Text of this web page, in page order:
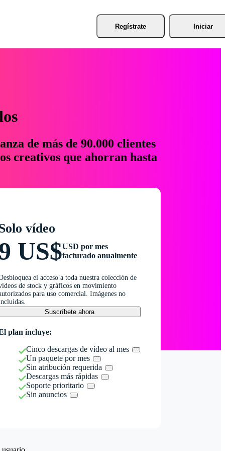
Regístrate Iniciar
de más de 90.000 clientes
creativos que ahorran hasta
vídeo
US$USD por mes
facturado anualmente
el acceso a toda nuestra colección de
de stock y gráficos en movimiento
para uso comercial. Imágenes no
Suscríbete ahora
plan incluye:
Cinco descargas de vídeo al mes
Un paquete por mes
Sin atribución requerida
Descargas más rápidas
Soporte prioritario
Sin anuncios